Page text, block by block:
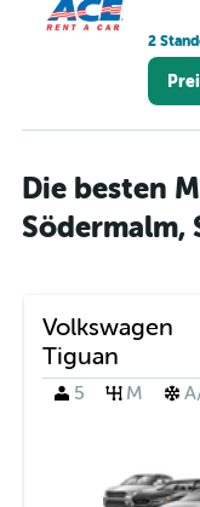
2
Die besten
Södermalm,
Volkswagen
Tiguan
5 M